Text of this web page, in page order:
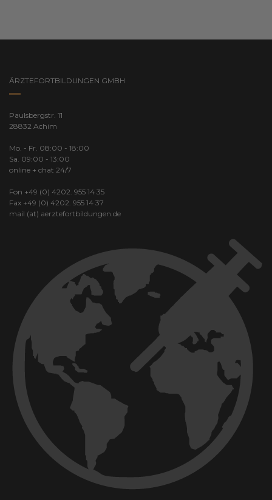
ÄRZTEFORTBILDUNGEN GMBH
Paulsbergstr. 11
28832 Achim
Mo. - Fr. 08:00 - 18:00
Sa. 09:00 - 13:00
online + chat 24/7
Fon +49 (0) 4202. 955 14 35
Fax +49 (0) 4202. 955 14 37
mail (at) aerztefortbildungen.de